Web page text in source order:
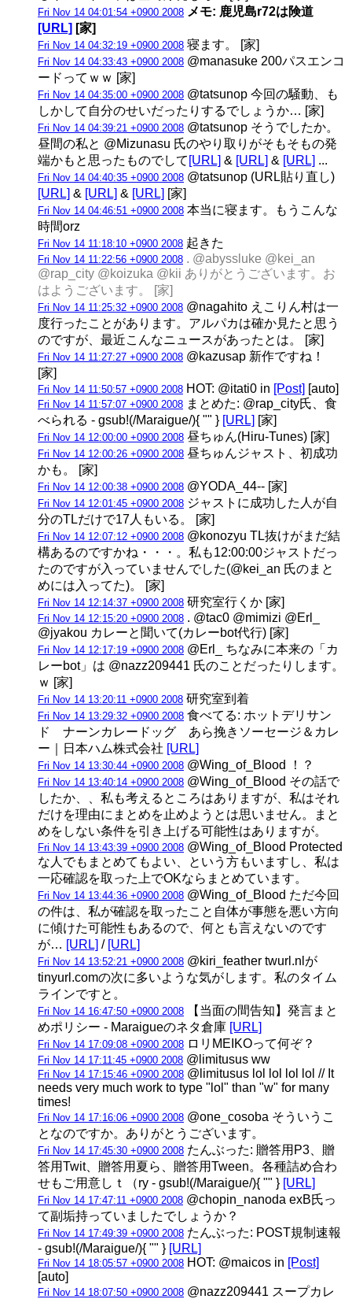
Fri Nov 14 04:01:54 +0900 2008 メモ: 鹿児島r72は険道
[URL] [家]
Fri Nov 14 04:32:19 +0900 2008 寝ます。 [家]
Fri Nov 14 04:33:43 +0900 2008 @manasuke 200パスエンコ
ードってｗｗ [家]
Fri Nov 14 04:35:00 +0900 2008 @tatsunop 今回の騒動、も
しかして自分のせいだったりするでしょうか… [家]
Fri Nov 14 04:39:21 +0900 2008 @tatsunop そうでしたか。
昼間の私と @Mizunasu 氏のやり取りがそもそもの発
端かもと思ったものでして [URL] & [URL] & [URL] ...
Fri Nov 14 04:40:35 +0900 2008 @tatsunop (URL貼り直し)
[URL] & [URL] & [URL] [家]
Fri Nov 14 04:46:51 +0900 2008 本当に寝ます。もうこんな
時間orz
Fri Nov 14 11:18:10 +0900 2008 起きた
Fri Nov 14 11:22:56 +0900 2008 . @abyssluke @kei_an
@rap_city @koizuka @kii ありがとうございます。お
はようございます。 [家]
Fri Nov 14 11:25:32 +0900 2008 @nagahito えこりん村は一
度行ったことがあります。アルパカは確か見たと思う
のですが、最近こんなニュースがあったとは。 [家]
Fri Nov 14 11:27:27 +0900 2008 @kazusap 新作ですね！
[家]
Fri Nov 14 11:50:57 +0900 2008 HOT: @itati0 in [Post] [auto]
Fri Nov 14 11:57:07 +0900 2008 まとめた: @rap_city氏、食
べられる - gsub!(/Maraigue/){ "" } [URL] [家]
Fri Nov 14 12:00:00 +0900 2008 昼ちゅん(Hiru-Tunes) [家]
Fri Nov 14 12:00:26 +0900 2008 昼ちゅんジャスト、初成功
かも。 [家]
Fri Nov 14 12:00:38 +0900 2008 @YODA_44-- [家]
Fri Nov 14 12:01:45 +0900 2008 ジャストに成功した人が自
分のTLだけで17人もいる。 [家]
Fri Nov 14 12:07:12 +0900 2008 @konozyu TL抜けがまだ結
構あるのですかね・・・。私も12:00:00ジャストだっ
たのですが入っていませんでした(@kei_an 氏のまと
めには入ってた)。 [家]
Fri Nov 14 12:14:37 +0900 2008 研究室行くか [家]
Fri Nov 14 12:15:20 +0900 2008 . @tac0 @mimizi @Erl_
@jyakou カレーと聞いて(カレーbot代行) [家]
Fri Nov 14 12:17:19 +0900 2008 @Erl_ ちなみに本来の「カ
レーbot」は @nazz209441 氏のことだったりします。
ｗ [家]
Fri Nov 14 13:20:11 +0900 2008 研究室到着
Fri Nov 14 13:29:32 +0900 2008 食べてる: ホットデリサン
ド ナーンカレードッグ あら挽きソーセージ＆カレ
ー｜日本ハム株式会社 [URL]
Fri Nov 14 13:30:44 +0900 2008 @Wing_of_Blood ！？
Fri Nov 14 13:40:14 +0900 2008 @Wing_of_Blood その話で
したか、、私も考えるところはありますが、私はそれ
だけを理由にまとめを止めようとは思いません。まと
めをしない条件を引き上げる可能性はありますが。
Fri Nov 14 13:43:39 +0900 2008 @Wing_of_Blood Protected
な人でもまとめてもよい、という方もいますし、私は
一応確認を取った上でOKならまとめています。
Fri Nov 14 13:44:36 +0900 2008 @Wing_of_Blood ただ今回
の件は、私が確認を取ったこと自体が事態を悪い方向
に傾けた可能性もあるので、何とも言えないのです
が… [URL] / [URL]
Fri Nov 14 13:52:21 +0900 2008 @kiri_feather twurl.nlが
tinyurl.comの次に多いような気がします。私のタイム
ラインですと。
Fri Nov 14 16:47:50 +0900 2008 【当面の間告知】発言まと
めポリシー - Maraigueのネタ倉庫 [URL]
Fri Nov 14 17:09:08 +0900 2008 ロリMEIKOって何ぞ？
Fri Nov 14 17:11:45 +0900 2008 @limitusus ww
Fri Nov 14 17:15:46 +0900 2008 @limitusus lol lol lol lol // It
needs very much work to type "lol" than "w" for many
times!
Fri Nov 14 17:16:06 +0900 2008 @one_cosoba そういうこ
となのですか。ありがとうございます。
Fri Nov 14 17:45:30 +0900 2008 たんぶった: 贈答用P3、贈
答用Twit、贈答用夏ら、贈答用Tween。各種詰め合わ
せもご用意しｔ（ry - gsub!(/Maraigue/){ "" } [URL]
Fri Nov 14 17:47:11 +0900 2008 @chopin_nanoda exB氏っ
て副垢持っていましたでしょうか？
Fri Nov 14 17:49:39 +0900 2008 たんぶった: POST規制速報
- gsub!(/Maraigue/){ "" } [URL]
Fri Nov 14 18:05:57 +0900 2008 HOT: @maicos in [Post]
[auto]
Fri Nov 14 18:07:50 +0900 2008 @nazz209441 スープカレ